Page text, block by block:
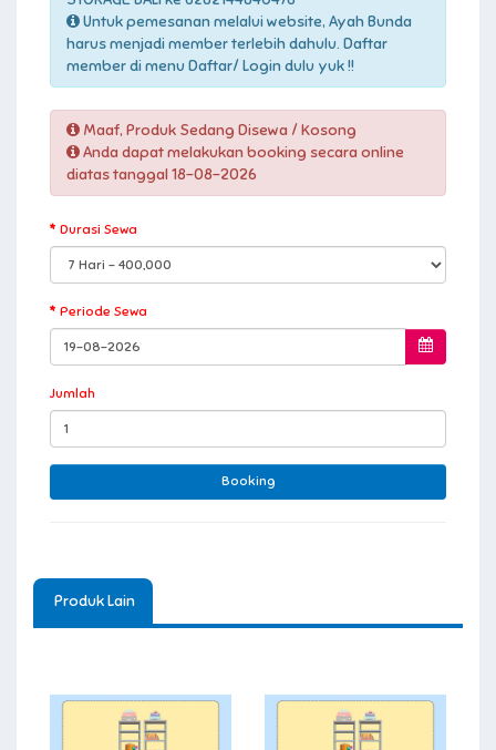
Untuk pemesanan melalui website, Ayah Bunda
harus menjadi member terlebih dahulu. Daftar
member di menu Daftar/ Login dulu yuk !!
Maaf, Produk Sedang Disewa / Kosong
Anda dapat melakukan booking secara online
diatas tanggal 18-08-2026
Durasi Sewa
Periode Sewa
Jumlah
Produk Lain